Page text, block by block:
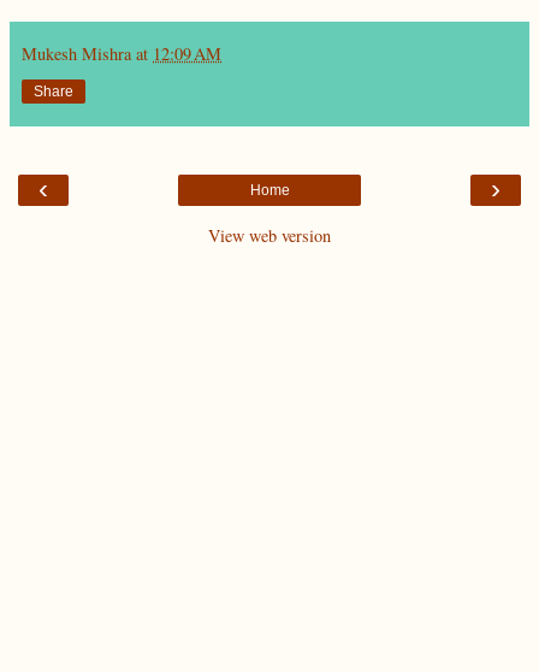
Mukesh Mishra at 12:09 AM
Share
‹ ›
Home
View web version